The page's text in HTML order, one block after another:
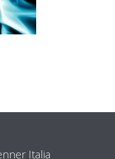
Italia